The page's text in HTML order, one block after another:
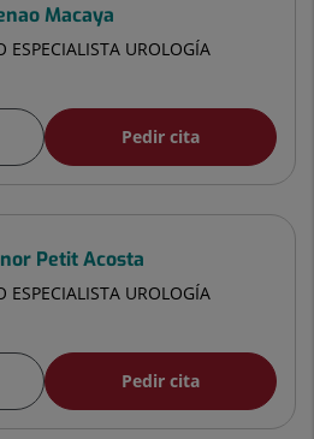
Macaya
ESPECIALISTA UROLOGÍA
Pedir cita
Petit Acosta
ESPECIALISTA UROLOGÍA
Pedir cita